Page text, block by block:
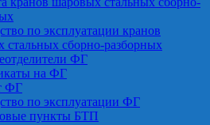
по эксплуатации кранов
стальных сборно-разборных
ФГ
на ФГ
ФГ
по эксплуатации ФГ
пункты БТП